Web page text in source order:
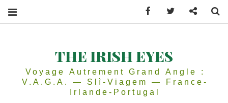
THE IRISH EYES
Voyage Autrement Grand Angle :
V.A.G.A. — Slì-Viagem — France-
Irlande-Portugal
Facebook Twitter